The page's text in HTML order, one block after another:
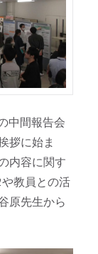
中間報告会
拶に始ま
内容に関す
教員との活
原先生から